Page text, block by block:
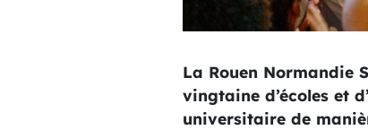
La Rouen Normandie
vingtaine d’écoles et
universitaire de